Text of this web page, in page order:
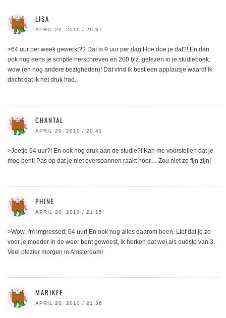
LISA
APRIL 20, 2010 / 20:37
>64 uur per week gewerkt?? Dat is 9 uur per dag Hoe doe je dat?! En dan
ook nog eens je scriptie herschreven en 200 blz. gelezen in je studieboek,
wow (en nog andere bezigheden)! Dat vind ik best een applausje waard! Ik
dacht dat ik het druk had..
CHANTAL
APRIL 20, 2010 / 20:41
>Jeetje 64 uur?! En ook nog druk aan de studie?! Kan me voorstellen dat je
moe bent! Pas op dat je niet overspannen raakt hoor… Zou niet zo fijn zijn!
PHINE
APRIL 20, 2010 / 21:15
>Wow, I'm impressed; 64 uur! En ook nog alles daarom heen. LIef dat je zo
voor je moeder in de weer bent geweest, ik herken dat wel als oudste van 3.
Veel plezier morgen in Amsterdam!
MARIKEE
APRIL 20, 2010 / 21:36